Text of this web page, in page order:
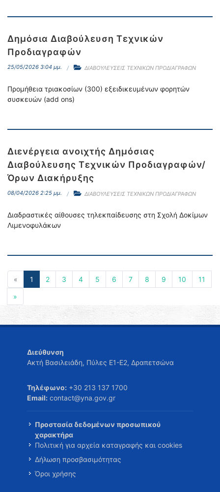
Δημόσια Διαβούλευση Τεχνικών
Προδιαγραφών
25/05/2026 3:04 μμ. ΔΙΑΒΟΥΛΕΥΣΕΙΣ ΤΕΧΝΙΚΩΝ ΠΡΟΔΙΑΓΡΑΦΩΝ
Προμήθεια τριακοσίων (300) εξειδικευμένων φορητών
συσκευών (add ons)
Διενέργεια ανοιχτής Δημόσιας
Διαβούλευσης Τεχνικών Προδιαγραφών/
Όρων Διακήρυξης
08/04/2026 2:25 μμ. ΔΙΑΒΟΥΛΕΥΣΕΙΣ ΤΕΧΝΙΚΩΝ ΠΡΟΔΙΑΓΡΑΦΩΝ
Διαδραστικές αίθουσες τηλεκπαίδευσης στη Σχολή Δοκίμων
Λιμενοφυλάκων
« 1 2 3 4 5 6 7 8 9 10 11
»
Διεύθυνση
Ακτή Βασιλειάδη, Πύλες Ε1-Ε2, Δραπετσώνα
Τηλέφωνο: +30 213 137 1700
Email: contact@yna.gov.gr
Προστασία δεδομένων προσωπικού
χαρακτήρα
Πολιτική για αρχεία καταγραφής και cookies
Δήλωση προσβασιμότητας
Όροι χρήσης